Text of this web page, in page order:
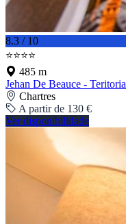
8.3 / 10
⭐⭐⭐⭐
485 m
Jehan De Beauce - Teritoria
Chartres
A partir de 130 €
Ver disponibilidade